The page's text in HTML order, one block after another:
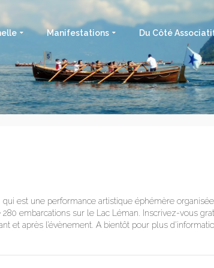
Manifestations Du Côté
est une performance artistique éphémère
embarcations sur le Lac Léman. Inscrivez-vous
et après l’évènement. A bientôt pour plus